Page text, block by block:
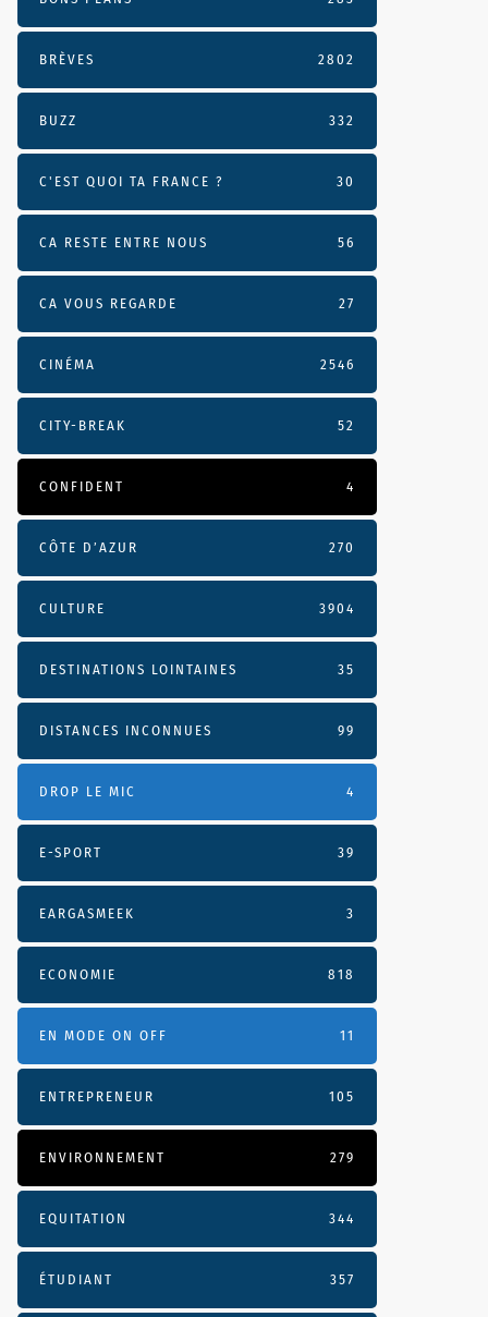
BRÈVES 2802
BUZZ 332
C'EST QUOI TA FRANCE ? 30
CA RESTE ENTRE NOUS 56
CA VOUS REGARDE 27
CINÉMA 2546
CITY-BREAK 52
CONFIDENT 4
CÔTE D’AZUR 270
CULTURE 3904
DESTINATIONS LOINTAINES 35
DISTANCES INCONNUES 99
DROP LE MIC 4
E-SPORT 39
EARGASMEEK 3
ECONOMIE 818
EN MODE ON OFF 11
ENTREPRENEUR 105
ENVIRONNEMENT 279
EQUITATION 344
ÉTUDIANT 357